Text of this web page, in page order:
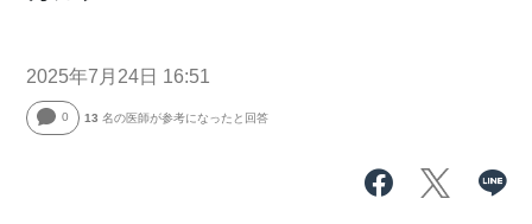
2025年7月24日 16:51
0 13 名の医師が参考になったと回答